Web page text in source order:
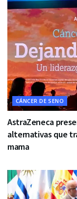
CÁNCER DE SENO
AstraZeneca
alternativas que
mama